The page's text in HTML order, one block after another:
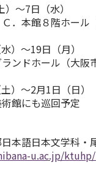
～7日（水）
．本館８階ホール
）～19日（月）
ンドホール（大阪市
）～2月1日（日）
館にも巡回予定
本語日本文学科・
u.ac.jp/ktuhp/